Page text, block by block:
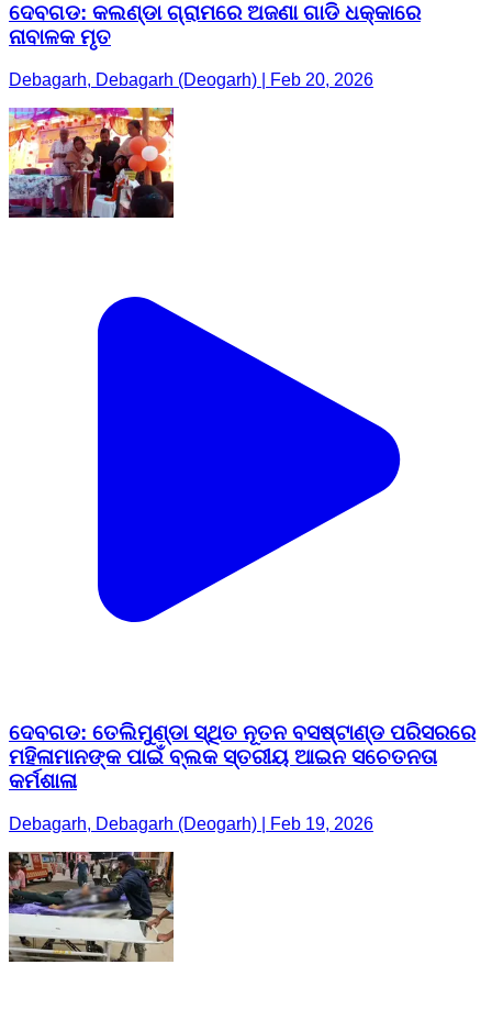
ଦେବଗଡ: କଲଣ୍ଡା ଗ୍ରାମରେ ଅଜଣା ଗାଡି ଧକ୍କାରେ
ନାବାଳକ ମୃତ
Debagarh, Debagarh (Deogarh) | Feb 20, 2026
ଦେବଗଡ: ତେଲିମୁଣ୍ଡା ସ୍ଥିତ ନୂତନ ବସଷ୍ଟାଣ୍ଡ ପରିସରରେ
ମହିଳାମାନଙ୍କ ପାଇଁ ବ୍ଲକ ସ୍ତରୀୟ ଆଇନ ସଚେତନତା
କର୍ମଶାଳା
Debagarh, Debagarh (Deogarh) | Feb 19, 2026